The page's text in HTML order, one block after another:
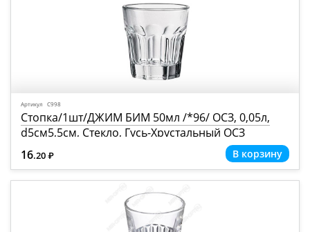
Артикул С998
Стопка/1шт/ДЖИМ БИМ 50мл /*96/ ОСЗ, 0,05л,
d5см5,5см, Стекло, Гусь-Хрустальный ОСЗ
(РОССИЯ)
16.20 Р
=